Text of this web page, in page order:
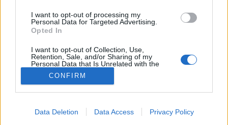
I want to opt-out of processing my
Personal Data for Targeted Advertising.
Opted In
I want to opt-out of Collection, Use,
Retention, Sale, and/or Sharing of my
Personal Data that Is Unrelated with the
Purposes for which it was collected.
Opted Out
I want to allow Google to enable storage
CONFIRM
Data Deletion Data Access Privacy Policy